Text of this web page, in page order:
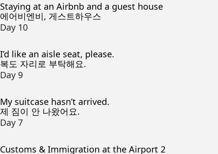
Staying at an Airbnb and a guest house
에어비엔비, 게스트하우스
Day 10
I’d like an aisle seat, please.
복도 자리로 부탁해요.
Day 9
My suitcase hasn’t arrived.
제 짐이 안 나왔어요.
Day 7
Customs & Immigration at the Airport 2